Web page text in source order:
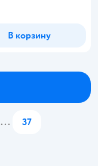
В корзину
... 37